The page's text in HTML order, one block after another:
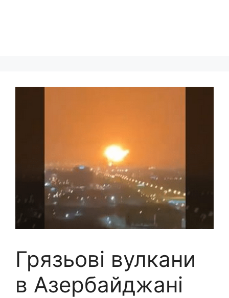
Грязьові вулкани
в Азербайджані